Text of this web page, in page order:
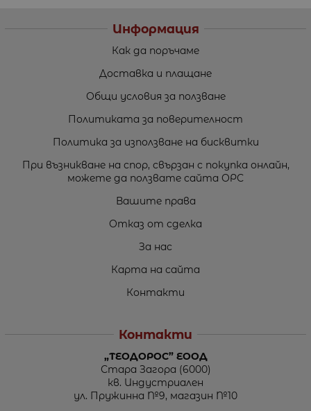
Информация
Как да поръчаме
Доставка и плащане
Общи условия за ползване
Политиката за поверителност
Политика за използване на бисквитки
При възникване на спор, свързан с покупка онлайн,
можете да ползвате сайта ОРС
Вашите права
Отказ от сделка
За нас
Карта на сайта
Контакти
Контакти
„ТЕОДОРОС” ЕООД
Стара Загора (6000)
кв. Индустриален
ул. Пружинна №9, магазин №10